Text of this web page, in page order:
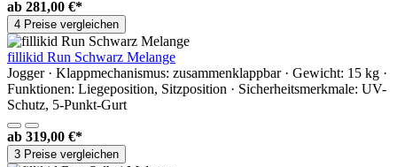
ab 281,00 €*
4 Preise vergleichen
fillikid Run Schwarz Melange
Jogger · Klappmechanismus: zusammenklappbar · Gewicht: 15 kg ·
Funktionen: Liegeposition, Sitzposition · Sicherheitsmerkmale: UV-
Schutz, 5-Punkt-Gurt
ab 319,00 €*
3 Preise vergleichen